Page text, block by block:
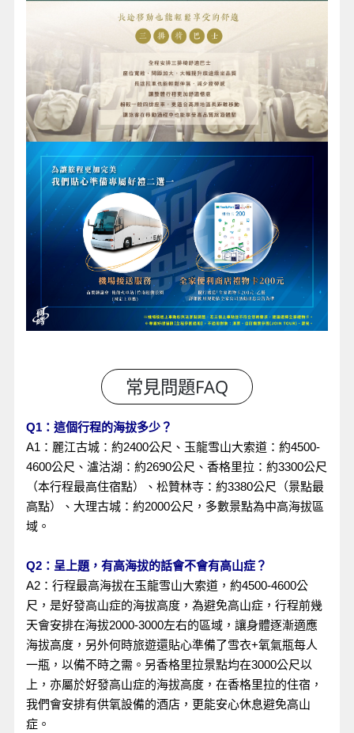
Q1：這個行程的海拔多少？
A1：麗江古城：約2400公尺、玉龍雪山大索道：約4500-
4600公尺、瀘沽湖：約2690公尺、香格里拉：約3300公尺
（本行程最高住宿點）、松贊林寺：約3380公尺（景點最
高點）、大理古城：約2000公尺，多數景點為中高海拔區
域。
Q2：呈上題，有高海拔的話會不會有高山症？
A2：行程最高海拔在玉龍雪山大索道，約4500-4600公
尺，是好發高山症的海拔高度，為避免高山症，行程前幾
天會安排在海拔2000-3000左右的區域，讓身體逐漸適應
海拔高度，另外何時旅遊還貼心準備了雪衣+氧氣瓶每人
一瓶，以備不時之需。另香格里拉景點均在3000公尺以
上，亦屬於好發高山症的海拔高度，在香格里拉的住宿，
我們會安排有供氧設備的酒店，更能安心休息避免高山
症。